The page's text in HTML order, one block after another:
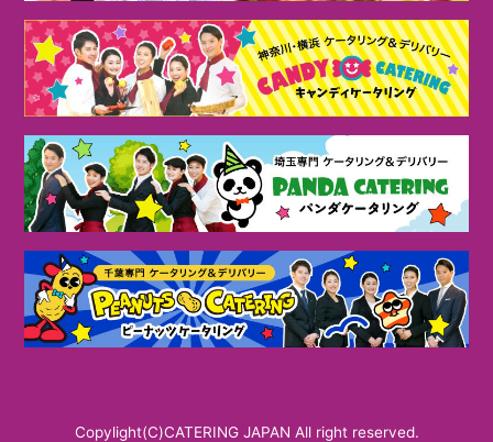
Copylight(C)CATERING JAPAN All right reserved.